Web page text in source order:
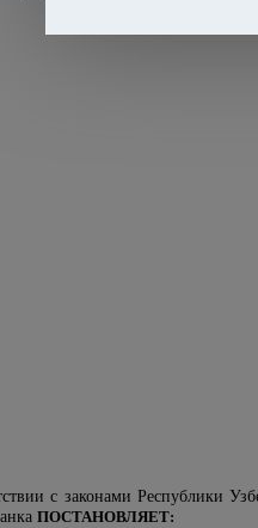
с законами Республики
ПОСТАНОВЛЯЕТ: